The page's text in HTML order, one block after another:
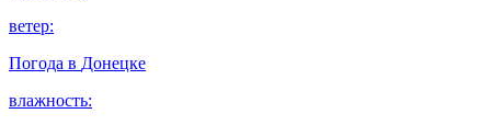
ветер:
Погода в Донецке
влажность: